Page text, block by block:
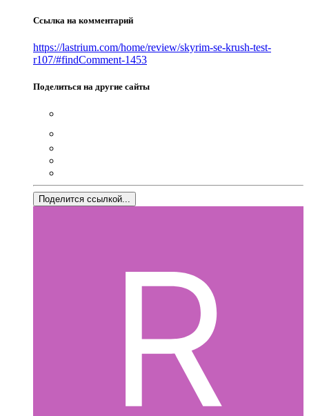
Ссылка на комментарий
https://lastrium.com/home/review/skyrim-se-krush-test-
r107/#findComment-1453
Поделиться на другие сайты
Поделится ссылкой...